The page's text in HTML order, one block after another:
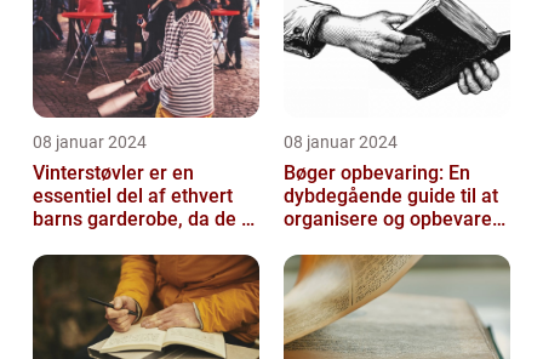
08 januar 2024
Vinterstøvler er en
essentiel del af ethvert
barns garderobe, da de er
deres ...
08 januar 2024
Bøger opbevaring: En
dybdegående guide til at
organisere og opbevare